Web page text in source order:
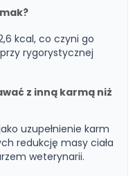
kcal, co czyni go
rygorystycznej
z inną karmą niż
uzupełnienie karm
redukcję masy ciała
weterynarii.